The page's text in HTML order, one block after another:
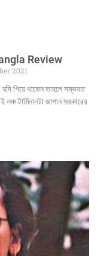
Review
2021
গিয়ে থাকেন তাহলে সম্ভবত
টার্মিনালটা জাপান সরকারের